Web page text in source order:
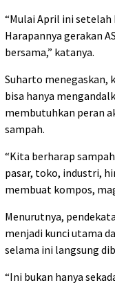
“Mulai April ini
Harapannya gerakan
bersama,” katanya.
Suharto menegaskan,
bisa hanya
membutuhkan peran
sampah.
“Kita berharap
pasar, toko, industri,
membuat kompos,
Menurutnya,
menjadi kunci utama
selama ini langsung
“Ini bukan hanya